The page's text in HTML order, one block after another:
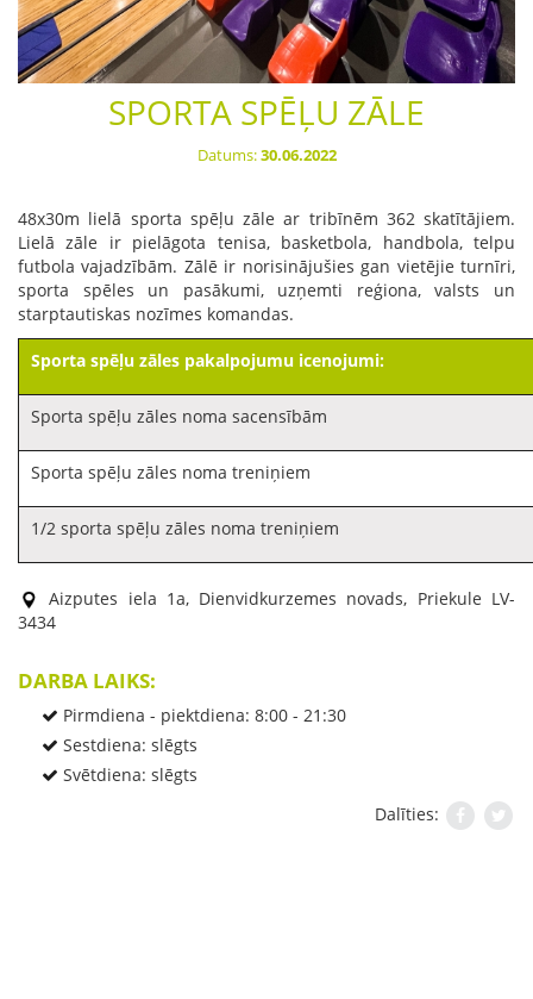
SPORTA SPĒĻU ZĀLE
Datums:30.06.2022
48x30m lielā sporta spēļu zāle ar tribīnēm 362 skatītājiem.
Lielā zāle ir pielāgota tenisa, basketbola, handbola, telpu
futbola vajadzībām. Zālē ir norisinājušies gan vietējie turnīri,
sporta spēles un pasākumi, uzņemti reģiona, valsts un
starptautiskas nozīmes komandas.
Sporta spēļu zāles pakalpojumu icenojumi:
Sporta spēļu zāles noma sacensībām
Sporta spēļu zāles noma treniņiem
1/2 sporta spēļu zāles noma treniņiem
Aizputes iela 1a, Dienvidkurzemes novads, Priekule LV-
3434
DARBA LAIKS:
Pirmdiena - piektdiena: 8:00 - 21:30
Sestdiena: slēgts
Svētdiena: slēgts
Dalīties: